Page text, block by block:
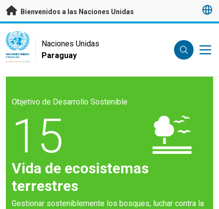
Saltar a contenido principal
Bienvenidos a las Naciones Unidas
UN Logo
NACIONES UNIDAS
PARAGUAY
Naciones Unidas
Paraguay
Objetivo de Desarrollo Sostenible
15
Vida de ecosistemas
terrestres
Gestionar sosteniblemente los bosques, luchar contra la